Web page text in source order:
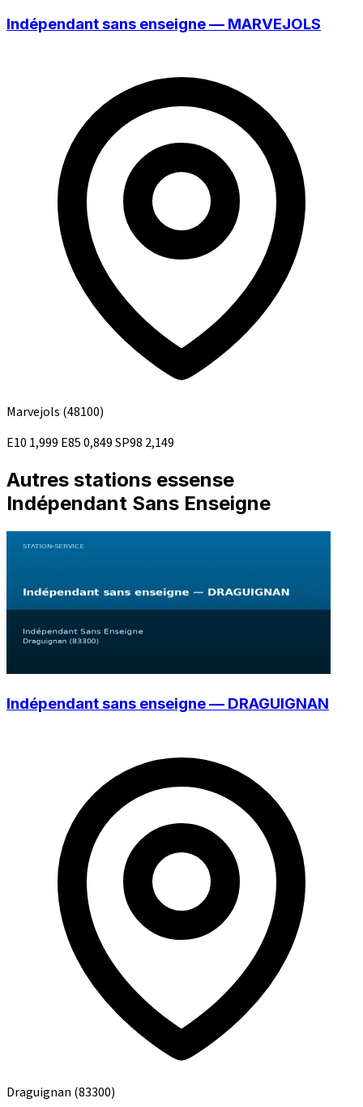
Indépendant sans enseigne — MARVEJOLS
Marvejols (48100)
E10 1,999 E850,849SP98 2,149
Autres stations essense
Indépendant Sans Enseigne
Indépendant sans enseigne — DRAGUIGNAN
Draguignan (83300)